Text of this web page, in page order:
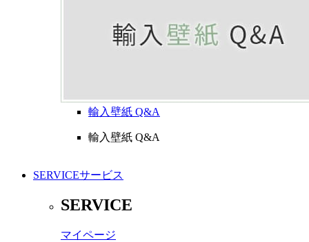
輸入壁紙 Q&A
輸入壁紙 Q&A
SERVICEサービス
SERVICE
マイページ